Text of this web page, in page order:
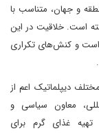
و جهان، متناسب با
است. خلاقیت در این
و کنش‌های تکراری
دیپلماتیک اعم از
معاون سیاسی و
تهیه غذای گرم برای